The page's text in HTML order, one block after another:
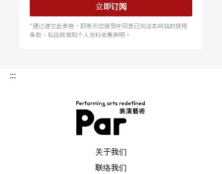
立即订阅
*通过递交此表格，即表示您接受并同意已阅读本网站的使用
条款，私隐政策和个人资料收集声明。
:::
关于我们
联络我们